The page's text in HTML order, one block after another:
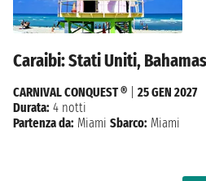
Caraibi: Stati Uniti, Bahamas
CARNIVAL CONQUEST ®
25 GEN 2027
Durata: 4 notti
Partenza da: Miami Sbarco: Miami